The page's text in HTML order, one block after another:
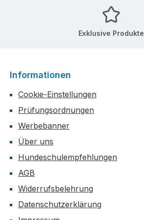
Exklusive Produkte
Informationen
Cookie-Einstellungen
Prüfungsordnungen
Werbebanner
Über uns
Hundeschulempfehlungen
AGB
Widerrufsbelehrung
Datenschutzerklärung